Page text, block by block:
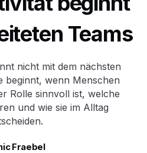
Teams
nicht mit dem nächsten
beginnt, wenn Menschen
Rolle sinnvoll ist, welche
und wie sie im Alltag
Fraebel